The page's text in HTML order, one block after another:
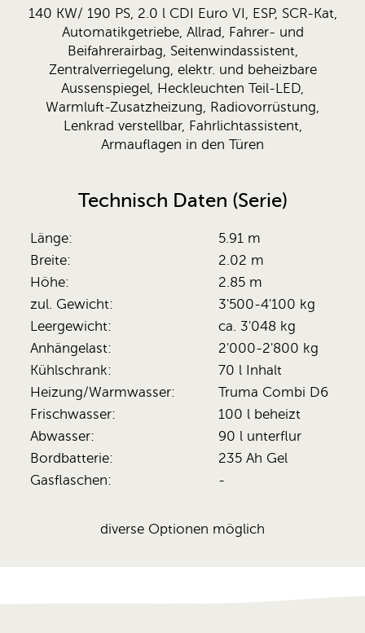
140 KW/ 190 PS, 2.0 l CDI Euro VI, ESP, SCR-Kat,
Automatikgetriebe, Allrad, Fahrer- und
Beifahrerairbag, Seitenwindassistent,
Zentralverriegelung, elektr. und beheizbare
Aussenspiegel, Heckleuchten Teil-LED,
Warmluft-Zusatzheizung, Radiovorrüstung,
Lenkrad verstellbar, Fahrlichtassistent,
Armauflagen in den Türen
Technisch Daten (Serie)
Länge:
5.91 m
Breite:
2.02 m
Höhe:
2.85 m
zul. Gewicht:
3'500-4'100 kg
Leergewicht:
ca. 3'048 kg
Anhängelast:
2'000-2'800 kg
Kühlschrank:
70 l Inhalt
Heizung/Warmwasser:
Truma Combi D6
Frischwasser:
100 l beheizt
Abwasser:
90 l unterflur
Bordbatterie:
235 Ah Gel
Gasflaschen:
-
diverse Optionen möglich